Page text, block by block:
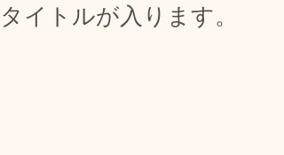
タイトルが入ります。